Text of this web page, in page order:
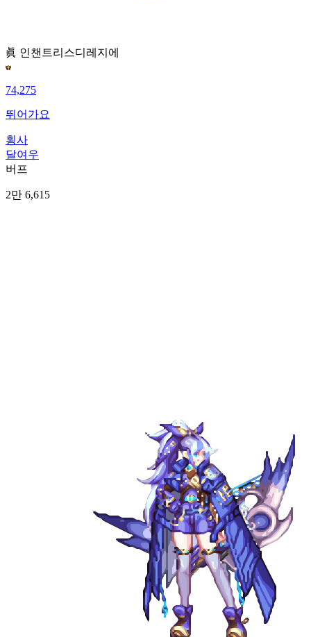
眞 인챈트리스디레지에
74,275
뛰어가요
횡사
달여우
버프
2만 6,615